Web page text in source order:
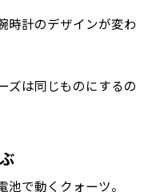
時計のデザインが変わ
ズは同じものにするの
で動くクォーツ。